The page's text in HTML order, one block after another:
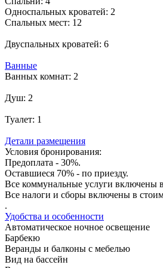
Односпальных кроватей: 2
Спальных мест: 12
Двуспальных кроватей: 6
Ванные
Ванных комнат: 2
Душ: 2
Туалет: 1
Детали размещения
Условия бронирования:
Предоплата - 30%.
Оставшиеся 70% - по приезду.
Все коммунальные услуги включены
Все налоги и сборы включены в
.
Удобства и особенности
Автоматическое ночное освещение
Барбекю
Веранды и балконы с мебелью
Вид на бассейн